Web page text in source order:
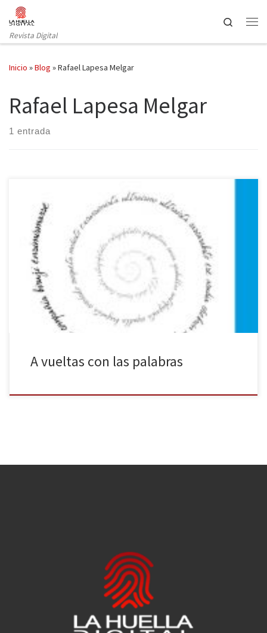
Saltar al contenido
Revista Digital
Search
Inicio »Blog »Rafael Lapesa Melgar
Rafael Lapesa Melgar
1 entrada
Ha caído en mis manos el libro Más que palabras (Galaxia
Gutenberg, 2016) de Pedro Álvarez de Miranda. No es un libro
cualquiera, como tampoco lo es su autor: catedrático de Lengua
Española en la Universidad Autónoma de Madrid, académico de la
Real Academia Española —aunque no siempre esté de […]
A vueltas con las palabras